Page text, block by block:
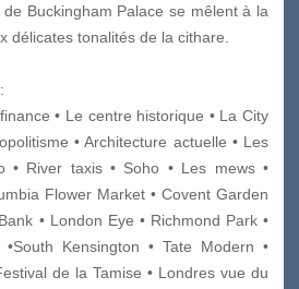
Buckingham Palace se mêlent à la
délicates tonalités de la cithare.
• Le centre historique • La City
• Architecture actuelle • Les
• River taxis • Soho • Les mews •
Flower Market • Covent Garden
• London Eye • Richmond Park •
Kensington • Tate Modern •
de la Tamise • Londres vue du